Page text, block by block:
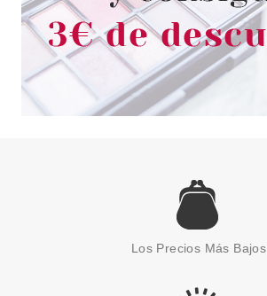
Los Precios Más Bajos